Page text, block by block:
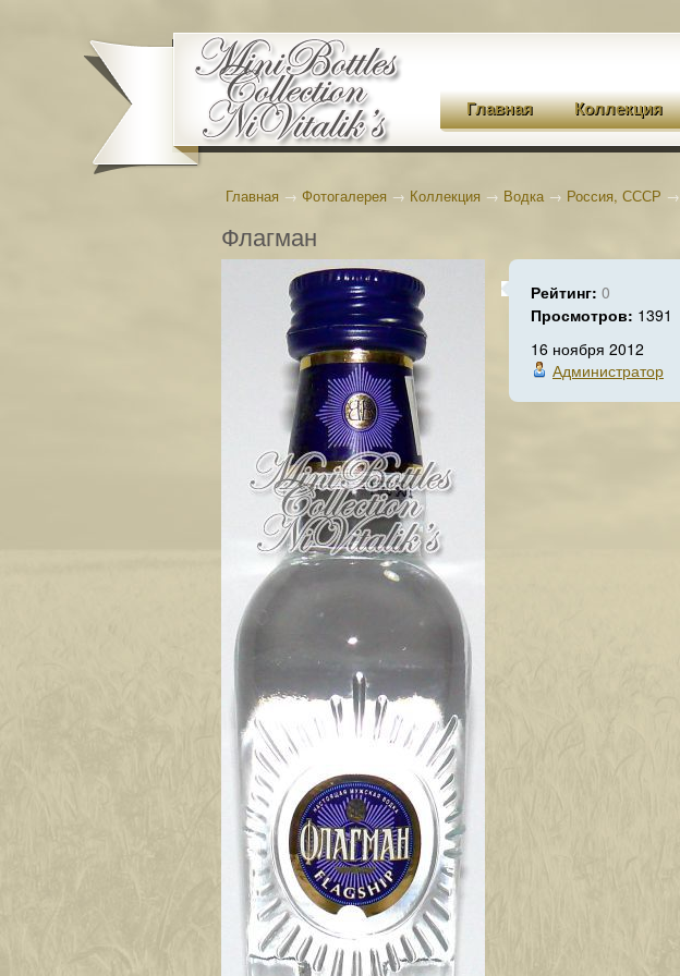
Главная Коллекция
Главная → Фотогалерея → Коллекция → Водка→ Россия, СССР →
Флагман
Рейтинг: 0
Просмотров: 1391
16 ноября 2012
Администратор